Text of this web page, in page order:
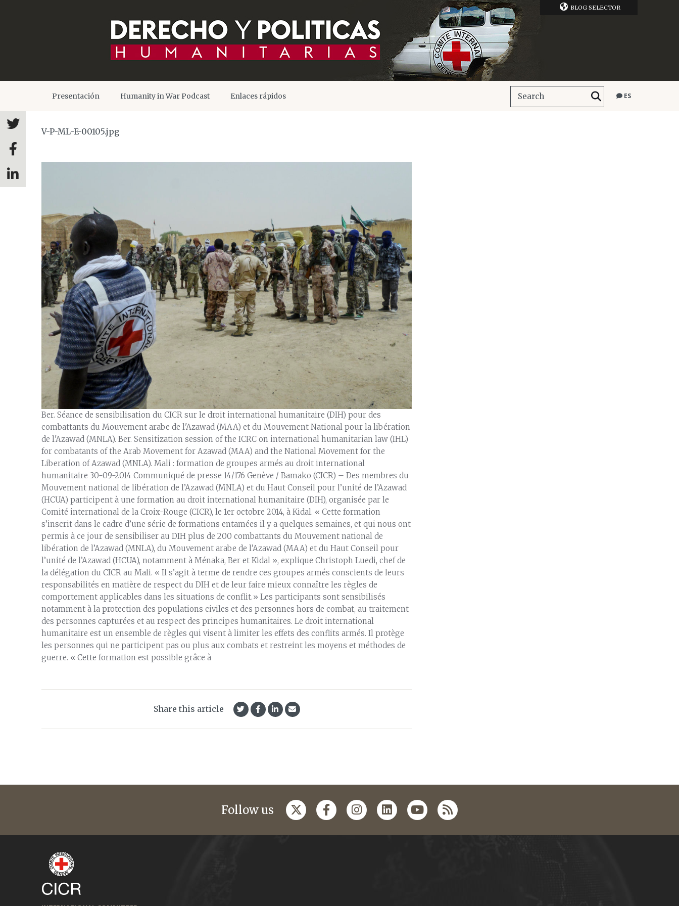
BLOG SELECTOR
Presentación Humanity in War Podcast Enlaces rápidos ES
V-P-ML-E-00105.jpg
Ber. Séance de sensibilisation du CICR sur le droit international humanitaire (DIH) pour des
combattants du Mouvement arabe de l'Azawad (MAA) et du Mouvement National pour la libération
de l'Azawad (MNLA). Ber. Sensitization session of the ICRC on international humanitarian law (IHL)
for combatants of the Arab Movement for Azawad (MAA) and the National Movement for the
Liberation of Azawad (MNLA). Mali : formation de groupes armés au droit international
humanitaire 30-09-2014 Communiqué de presse 14/176 Genève / Bamako (CICR) – Des membres du
Mouvement national de libération de l’Azawad (MNLA) et du Haut Conseil pour l’unité de l’Azawad
(HCUA) participent à une formation au droit international humanitaire (DIH), organisée par le
Comité international de la Croix-Rouge (CICR), le 1er octobre 2014, à Kidal. « Cette formation
s’inscrit dans le cadre d’une série de formations entamées il y a quelques semaines, et qui nous ont
permis à ce jour de sensibiliser au DIH plus de 200 combattants du Mouvement national de
libération de l’Azawad (MNLA), du Mouvement arabe de l’Azawad (MAA) et du Haut Conseil pour
l’unité de l’Azawad (HCUA), notamment à Ménaka, Ber et Kidal », explique Christoph Luedi, chef de
la délégation du CICR au Mali. « Il s’agit à terme de rendre ces groupes armés conscients de leurs
responsabilités en matière de respect du DIH et de leur faire mieux connaître les règles de
comportement applicables dans les situations de conflit.» Les participants sont sensibilisés
notamment à la protection des populations civiles et des personnes hors de combat, au traitement
des personnes capturées et au respect des principes humanitaires. Le droit international
humanitaire est un ensemble de règles qui visent à limiter les effets des conflits armés. Il protège
les personnes qui ne participent pas ou plus aux combats et restreint les moyens et méthodes de
guerre. « Cette formation est possible grâce à
Share this article
Follow us